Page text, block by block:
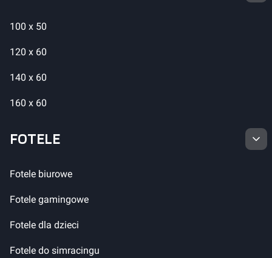
100 x 50
120 x 60
140 x 60
160 x 60
FOTELE
Fotele biurowe
Fotele gamingowe
Fotele dla dzieci
Fotele do simracingu